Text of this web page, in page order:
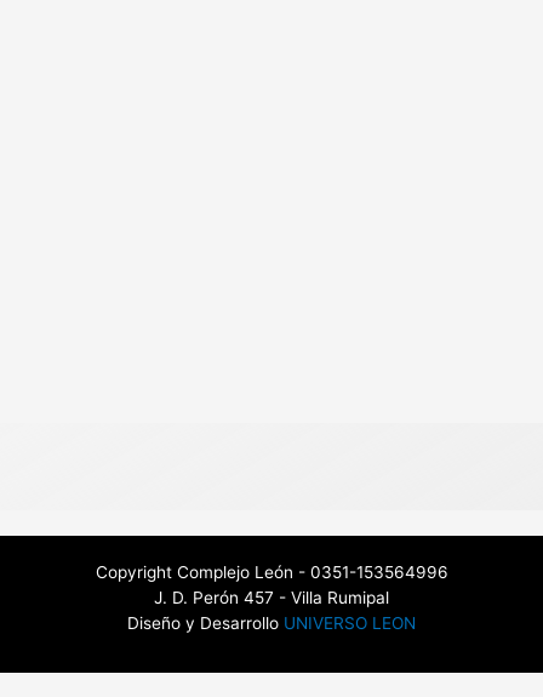
Copyright Complejo León - 0351-153564996
J. D. Perón 457 - Villa Rumipal
Diseño y Desarrollo UNIVERSO LEON